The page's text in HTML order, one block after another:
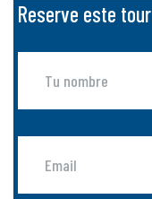
Reserve este tour